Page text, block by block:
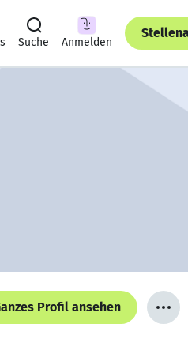
Suche Anmelden
Profil ansehen